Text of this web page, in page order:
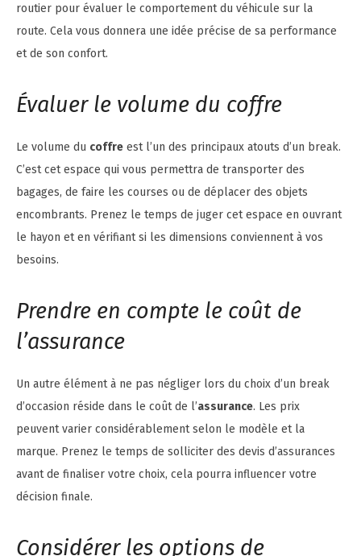
routier pour évaluer le comportement du véhicule sur la
route. Cela vous donnera une idée précise de sa performance
et de son confort.
Évaluer le volume du coffre
Le volume du coffre est l’un des principaux atouts d’un break.
C’est cet espace qui vous permettra de transporter des
bagages, de faire les courses ou de déplacer des objets
encombrants. Prenez le temps de juger cet espace en ouvrant
le hayon et en vérifiant si les dimensions conviennent à vos
besoins.
Prendre en compte le coût de
l’assurance
Un autre élément à ne pas négliger lors du choix d’un break
d’occasion réside dans le coût de l’assurance. Les prix
peuvent varier considérablement selon le modèle et la
marque. Prenez le temps de solliciter des devis d’assurances
avant de finaliser votre choix, cela pourra influencer votre
décision finale.
Considérer les options de